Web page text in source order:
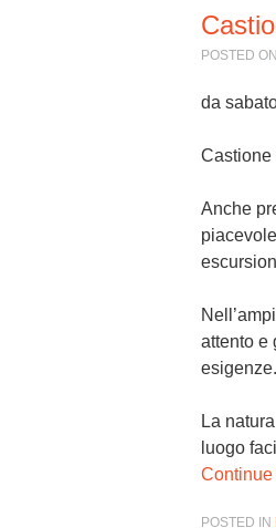
POSTED ON
da
Castione
Anche
attento e
esigenze.
La
luogo
Continue
POSTED IN